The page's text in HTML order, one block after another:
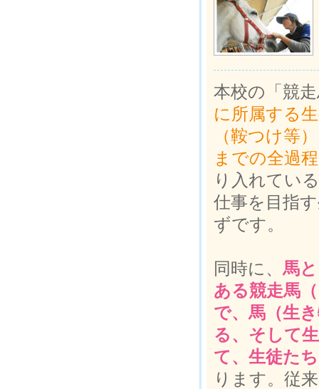
本校の「競
に所属する
（鞍つけ等
までの全過程
り入れてい
仕事を目指
ずです。
同時に、 馬
ある競走馬
で、馬（生
る、そして
て、生徒た
ります。従